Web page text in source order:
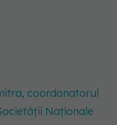
coordonatorul
Naționale